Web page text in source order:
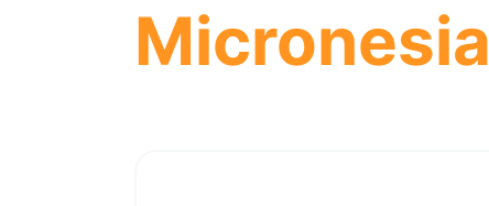
Micronesia